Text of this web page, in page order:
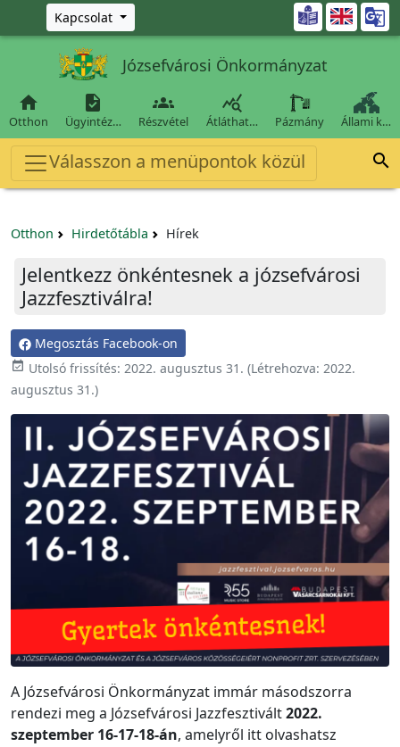
Ugrás a fő tartalomra
Kapcsolat 
Józsefvárosi Önkormányzat

Otthon

Ügyintéz…

Részvétel

Átláthat… Pázmány Állami k…
Válasszon a menüpontok közül 
Otthon Hirdetőtábla Hírek
Jelentkezz önkéntesnek a józsefvárosi
Jazzfesztiválra!
Megosztás Facebook-on
 Utolsó frissítés: 2022. augusztus 31. (Létrehozva: 2022.
augusztus 31.)
A Józsefvárosi Önkormányzat immár másodszorra
rendezi meg a Józsefvárosi Jazzfesztivált2022.
szeptember 16-17-18-án, amelyről itt olvashatsz